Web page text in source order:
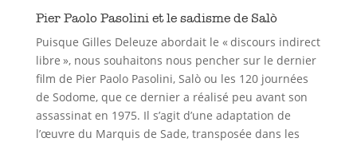
Pier Paolo Pasolini et le sadisme de Salò
Puisque Gilles Deleuze abordait le « discours indirect
libre », nous souhaitons nous pencher sur le dernier
film de Pier Paolo Pasolini, Salò ou les 120 journées
de Sodome, que ce dernier a réalisé peu avant son
assassinat en 1975. Il s’agit d’une adaptation de
l’œuvre du Marquis de Sade, transposée dans les